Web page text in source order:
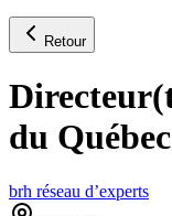
Retour
du Québec
brh réseau d’experts